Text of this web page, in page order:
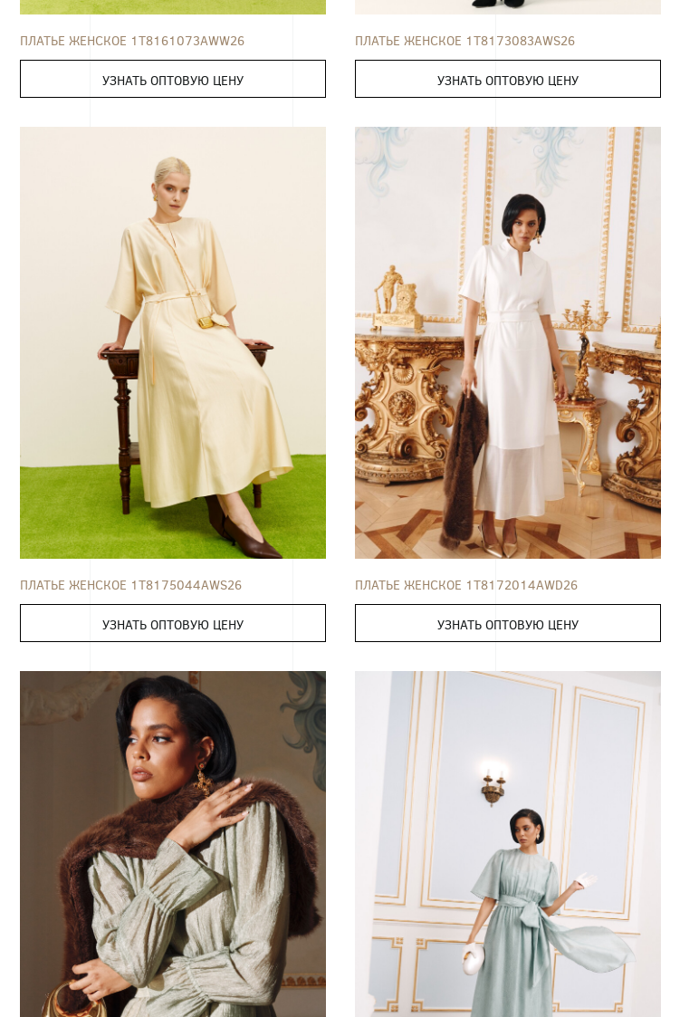
ПЛАТЬЕ ЖЕНСКОЕ 1T8161073AWW26
УЗНАТЬ ОПТОВУЮ ЦЕНУ
ПЛАТЬЕ ЖЕНСКОЕ 1T8173083AWS26
УЗНАТЬ ОПТОВУЮ ЦЕНУ
ПЛАТЬЕ 42 44 46 48 50 52
ПЛАТЬЕ ЖЕНСКОЕ 1T8175044AWS26
УЗНАТЬ ОПТОВУЮ ЦЕНУ
ПЛАТЬЕ 42 44 46 48 50 52
ПЛАТЬЕ ЖЕНСКОЕ 1T8172014AWD26
УЗНАТЬ ОПТОВУЮ ЦЕНУ